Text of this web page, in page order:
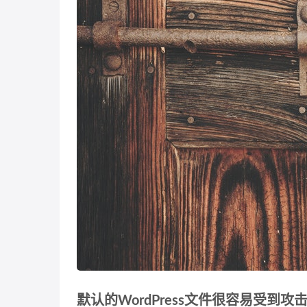
默认的WordPress文件很容易受到攻击